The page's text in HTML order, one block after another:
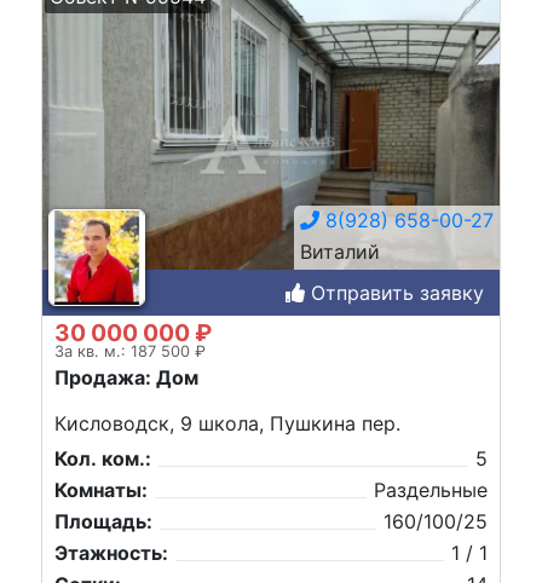
8(928) 658-00-27
Виталий
Отправить заявку
30 000 000 ₽
За кв. м.: 187 500 ₽
Продажа: Дом
Кисловодск, 9 школа, Пушкина пер.
Кол. ком.:
5
Комнаты:
Раздельные
Площадь:
160/100/25
Этажность:
1 / 1